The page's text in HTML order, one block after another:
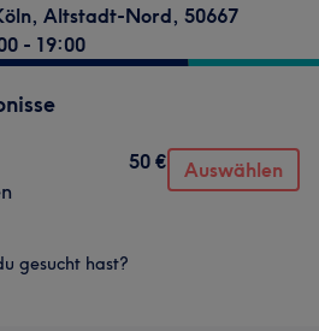
Altstadt-Nord, 50667
- 19:00
50 € Auswählen
gesucht hast?